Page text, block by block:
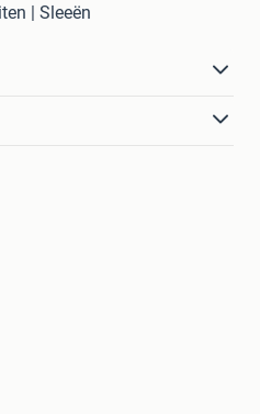
| Sleeën